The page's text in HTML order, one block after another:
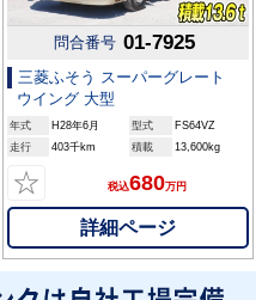
問合番号 01-7925
三菱ふそう スーパーグレート
ウイング 大型
年式 H28年6月 型式
FS64VZ
走行
403千km 積載 13,600kg
☆ 税込680万円
詳細ページ